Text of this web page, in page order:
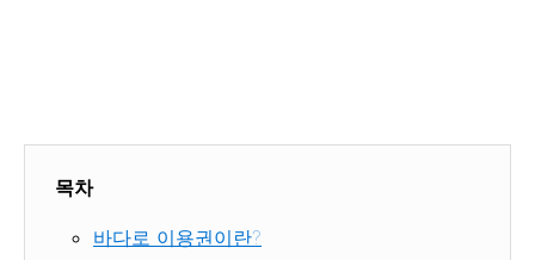
목차
바다로 이용권이란?